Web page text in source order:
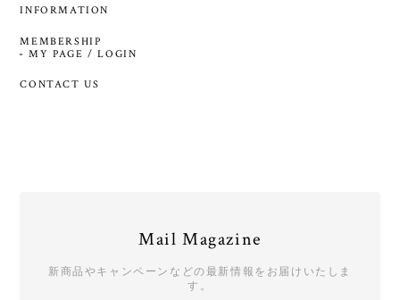
INFORMATION
MEMBERSHIP
MY PAGE / LOGIN
CONTACT US
Mail Magazine
新商品やキャンペーンなどの最新情報をお届けいたしま
す。